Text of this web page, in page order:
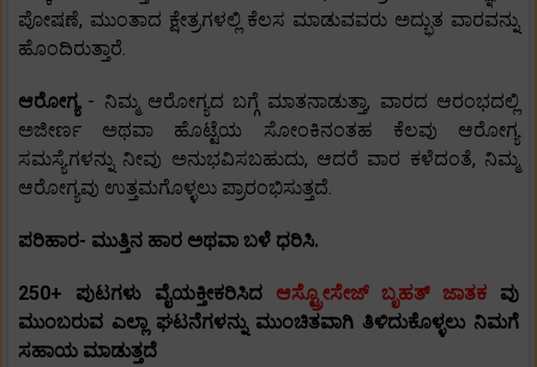
ಪೋಷಣೆ, ಮುಂತಾದ ಕ್ಷೇತ್ರಗಳಲ್ಲಿ ಕೆಲಸ ಮಾಡುವವರು ಅದ್ಭುತ ವಾರವನ್ನು
ಹೊಂದಿರುತ್ತಾರೆ.
ಆರೋಗ್ಯ - ನಿಮ್ಮ ಆರೋಗ್ಯದ ಬಗ್ಗೆ ಮಾತನಾಡುತ್ತಾ, ವಾರದ ಆರಂಭದಲ್ಲಿ
ಅಜೀರ್ಣ ಅಥವಾ ಹೊಟ್ಟೆಯ ಸೋಂಕಿನಂತಹ ಕೆಲವು ಆರೋಗ್ಯ
ಸಮಸ್ಯೆಗಳನ್ನು ನೀವು ಅನುಭವಿಸಬಹುದು, ಆದರೆ ವಾರ ಕಳೆದಂತೆ, ನಿಮ್ಮ
ಆರೋಗ್ಯವು ಉತ್ತಮಗೊಳ್ಳಲು ಪ್ರಾರಂಭಿಸುತ್ತದೆ.
ಪರಿಹಾರ- ಮುತ್ತಿನ ಹಾರ ಅಥವಾ ಬಳೆ ಧರಿಸಿ.
250+ ಪುಟಗಳು ವೈಯಕ್ತೀಕರಿಸಿದ ಆಸ್ಟ್ರೋಸೇಜ್ ಬೃಹತ್ ಜಾತಕ ವು
ಮುಂಬರುವ ಎಲ್ಲಾ ಘಟನೆಗಳನ್ನು ಮುಂಚಿತವಾಗಿ ತಿಳಿದುಕೊಳ್ಳಲು ನಿಮಗೆ
ಸಹಾಯ ಮಾಡುತ್ತದೆ